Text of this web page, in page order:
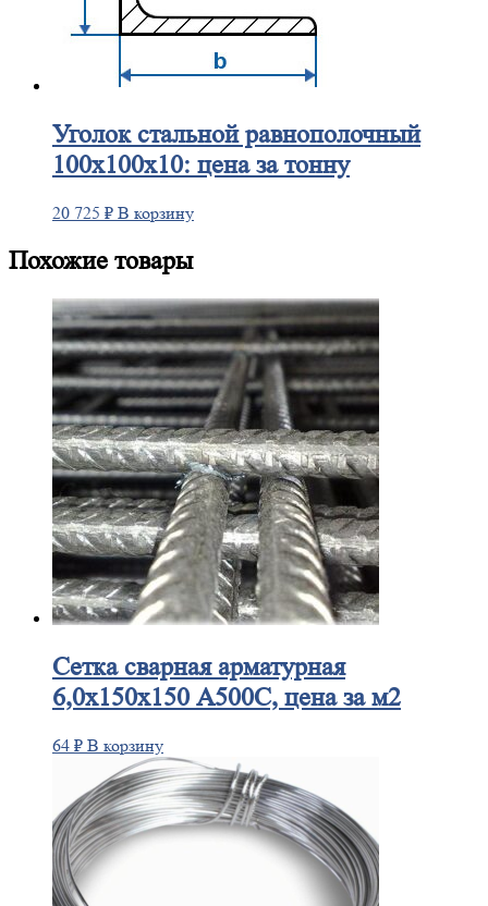
Уголокстальной равнополочный
100х100х10: цена за тонну
20 725 ₽ В корзину
Похожие товары
Сеткасварная арматурная
6,0х150х150 А500С, цена за м2
64 ₽ В корзину